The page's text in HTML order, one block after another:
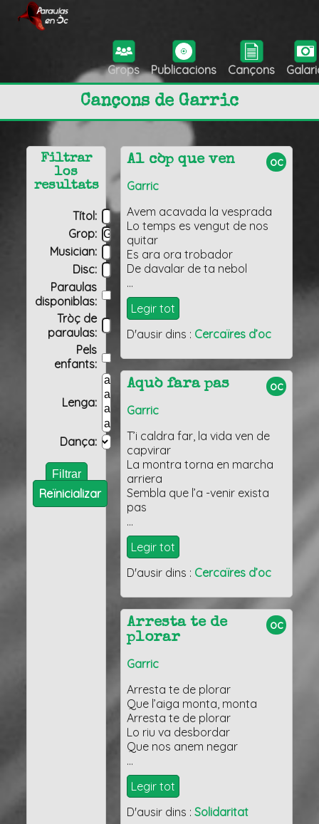
Grops Publicacions Cançons
Cançons de Garric
oc
Al còp que ven
Garric
Avem acavada la vesprada
Lo temps es vengut de nos
quitar
Es ara ora trobador
De davalar de ta nebol
…
Legir tot
D'ausir dins : Cercaïres d’oc
oc
Aquò fara pas
Garric
T’i caldra far, la vida ven de
capvirar
La montra torna en marcha
arriera
Sembla que l’a -venir exista
pas
…
Legir tot
D'ausir dins : Cercaïres d’oc
oc
Arresta te de
plorar
Garric
Arresta te de plorar
Que l’aiga monta, monta
Arresta te de plorar
Lo riu va desbordar
Que nos anem negar
…
Legir tot
D'ausir dins :Solidaritat
Filtrar
los
resultats
Títol:
Grop:
Musician:
Disc:
Paraulas
disponiblas:
Tròç de
paraulas:
Pels
enfants:
Lenga:
Dança:
Reïnicializar